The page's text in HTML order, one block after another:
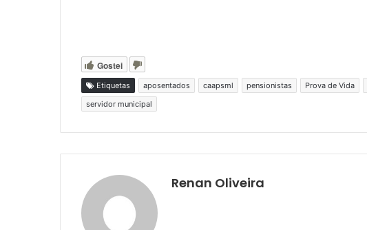
Gostei
Etiquetas aposentados caapsml pensionistas Prova de Vida
servidor municipal
Renan Oliveira